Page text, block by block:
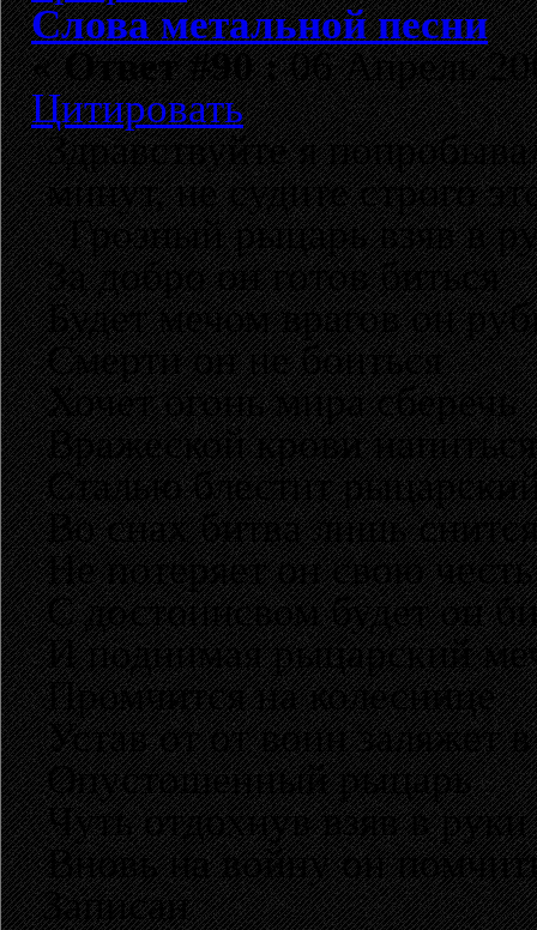
Слова метальной песни
«Ответ #90 :06 Апрель
Цитировать
Здравствуйте я
минут, не судите строго
Грозный рыцарь взяв в
За добро он готов биться
Будет мечом врагов он
Смерти он не боиться
Хочет огонь мира сберечь
Вражеской крови напиться
Сталью блестит
Во снах битва лишь
Не потеряет он свою честь
С достоинсвом будет он
И поднимая рыцарский
Промчится на колеснице
Устав от от воин заляжет
Опустошенный рыцарь
Чуть отдохнув взяв в
Вновь на войну он
Записан